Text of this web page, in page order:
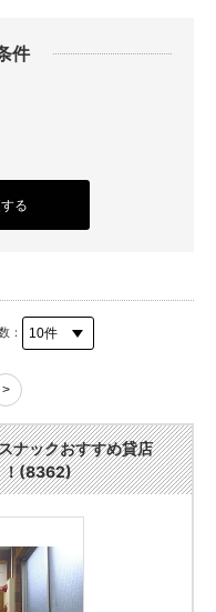
件
る
：
>
ナックおすすめ貸店
！(8362)